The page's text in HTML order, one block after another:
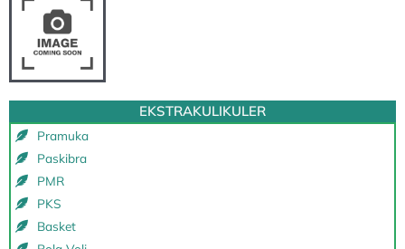
EKSTRAKULIKULER
Pramuka
Paskibra
PMR
PKS
Basket